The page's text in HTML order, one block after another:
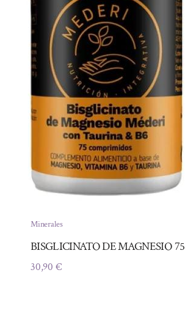
Minerales
BISGLICINATO DE MAGNESIO
30,90 €